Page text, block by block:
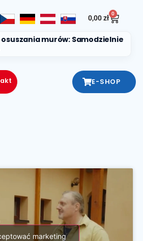
0,00zł
0
murów: Samodzielnie
E-SHOP
marketing